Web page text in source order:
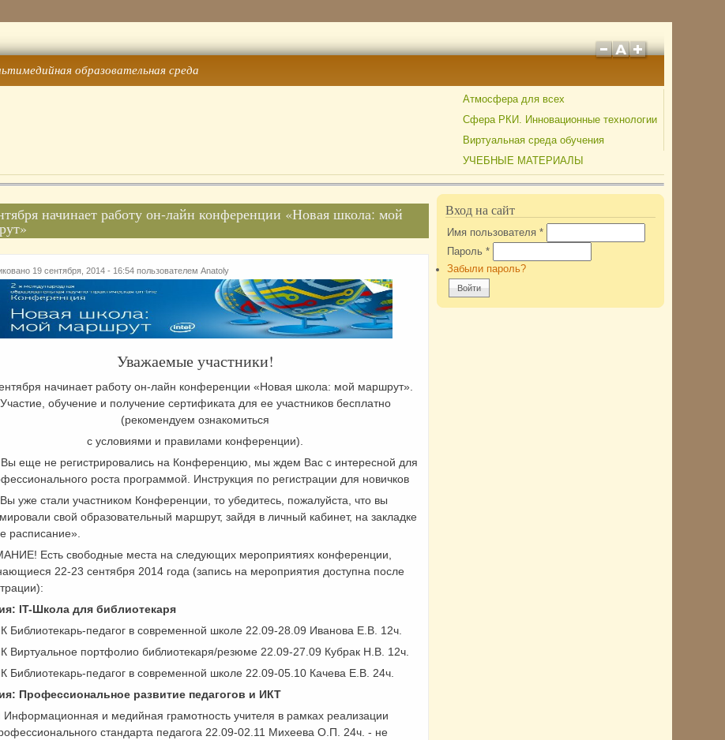
образовательная среда
Атмосфера для всех
Сфера РКИ. Инновационные технологии
Виртуальная среда обучения
УЧЕБНЫЕ МАТЕРИАЛЫ
начинает работу он-лайн конференции «Новая школа: мой
19 сентября, 2014 - 16:54 пользователем Anatoly
Уважаемые участники!
начинает работу он-лайн конференции «Новая школа: мой маршрут».
Участие, обучение и получение сертификата для ее участников бесплатно
(рекомендуем ознакомиться
с условиями и правилами конференции).
еще не регистрировались на Конференцию, мы ждем Вас с интересной для
роста программой. Инструкция по регистрации для новичков
уже стали участником Конференции, то убедитесь, пожалуйста, что вы
свой образовательный маршрут, зайдя в личный кабинет, на закладке
расписание».
Есть свободные места на следующих мероприятиях конференции,
22-23 сентября 2014 года (запиcь на мероприятия доступна после
IT-Школа для библиотекаря
Библиотекарь-педагог в современной школе 22.09-28.09 Иванова Е.В. 12ч.
Виртуальное портфолио библиотекаря/резюме 22.09-27.09 Кубрак Н.В. 12ч.
Библиотекарь-педагог в современной школе 22.09-05.10 Качева Е.В. 24ч.
Профессиональное развитие педагогов и ИКТ
и медийная грамотность учителя в рамках реализации
стандарта педагога 22.09-02.11 Михеева О.П. 24ч. - не
Вход на сайт
Имя пользователя*
Пароль*
Забыли пароль?